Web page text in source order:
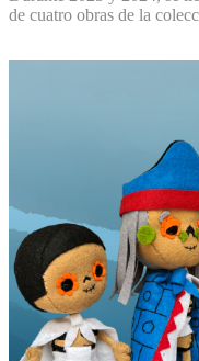
de cuatro obras de la